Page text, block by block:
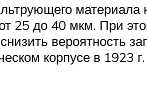
25 до 40 мкм. При
вероятность
корпусе в 1923